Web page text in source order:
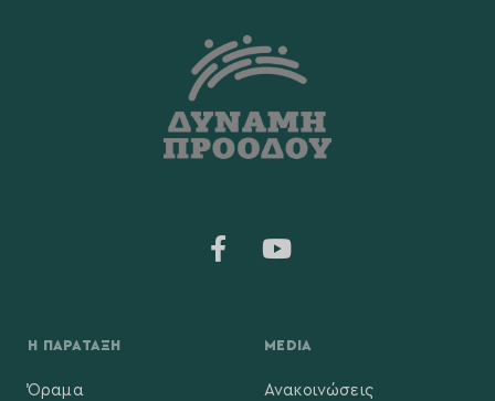
Η ΠΑΡΆΤΑΞΗ
Όραμα
MEDIA
Ανακοινώσεις